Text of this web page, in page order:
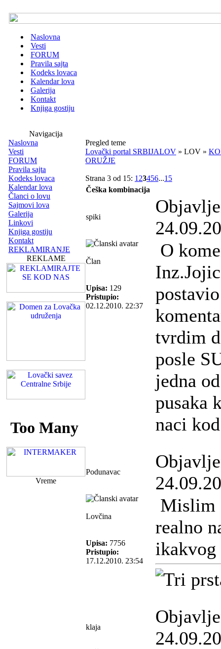
Naslovna
Vesti
FORUM
Pravila sajta
Kodeks lovaca
Kalendar lova
Galerija
Kontakt
Knjiga gostiju
Navigacija
Naslovna
Vesti
FORUM
Pravila sajta
Kodeks lovaca
Kalendar lova
Članci o lovu
Sajmovi lova
Galerija
Linkovi
Knjiga gostiju
Kontakt
REKLAMIRANJE
REKLAME
Vreme
Pregled teme
Lovački portal SRBIJALOV » LOV »
ORUŽJE
Strana 3 od 15: 1 23456...15
Češka kombinacija
spiki
Član
Upisa: 129
Pristupio:
02.12.2010. 22:37
O
tvrdim
posle
jedna
pusaka
naci
Podunavac
Lovčina
Upisa: 7756
Pristupio:
17.12.2010. 23:54
Mislim
realno
ikakvog
klaja